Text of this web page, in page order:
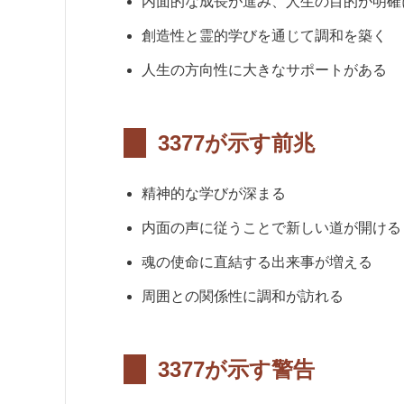
創造性と霊的学びを通じて調和を築く
人生の方向性に大きなサポートがある
3377が示す前兆
精神的な学びが深まる
内面の声に従うことで新しい道が開ける
魂の使命に直結する出来事が増える
周囲との関係性に調和が訪れる
3377が示す警告